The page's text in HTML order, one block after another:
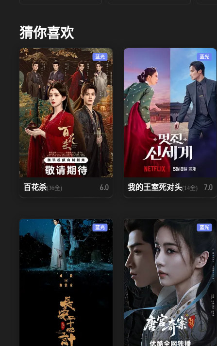
猜你喜欢
蓝光
百花杀(36全) 6.0
蓝光
我的王室死对头(14全) 7.0
蓝光 蓝光